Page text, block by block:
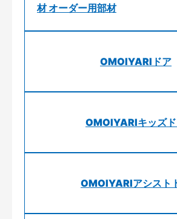
材 オーダー用部材
OMOIYARIドア
OMOIYARIキッズ
OMOIYARIアシスト